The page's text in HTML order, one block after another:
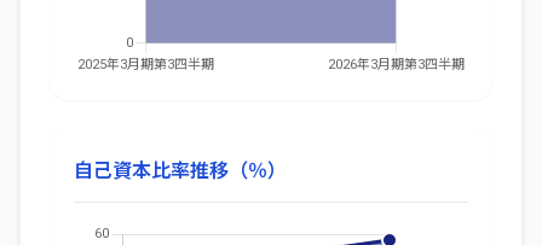
自己資本比率推移（％）